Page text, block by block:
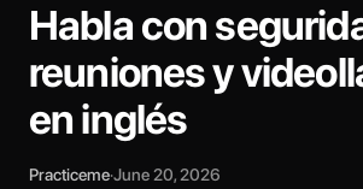
Habla con
reuniones y
en inglés
Practiceme·June 20, 2026